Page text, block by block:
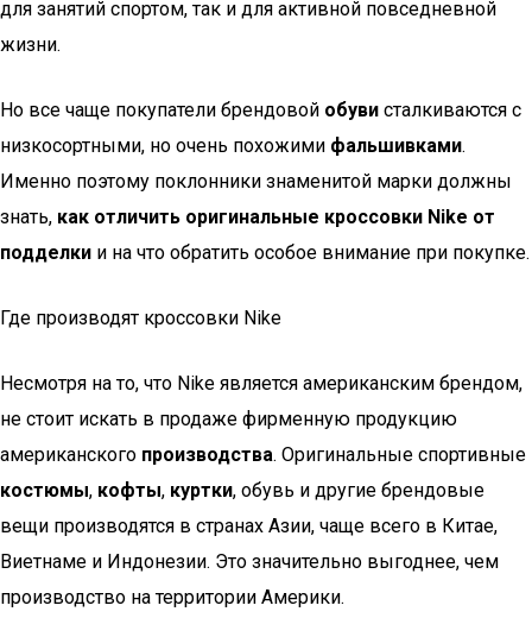
для занятий спортом, так и для активной повседневной
жизни.
Но все чаще покупатели брендовой обуви сталкиваются с
низкосортными, но очень похожими фальшивками.
Именно поэтому поклонники знаменитой марки должны
знать, как отличить оригинальные кроссовки Nike от
подделки и на что обратить особое внимание при покупке.
Где производят кроссовки Nike
Несмотря на то, что Nike является американским брендом,
не стоит искать в продаже фирменную продукцию
американского производства. Оригинальные спортивные
костюмы, кофты, куртки, обувь и другие брендовые
вещи производятся в странах Азии, чаще всего в Китае,
Виетнаме и Индонезии. Это значительно выгоднее, чем
производство на территории Америки.